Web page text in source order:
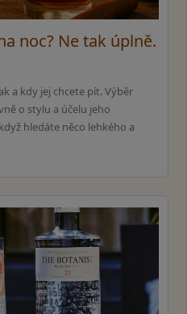
noc? Ne tak úplně.
a kdy jej chcete pít. Výběr
o stylu a účelu jeho
hledáte něco lehkého a